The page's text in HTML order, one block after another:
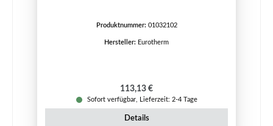
Produktnummer: 01032102
Hersteller: Eurotherm
Regulärer Preis:
113,13 €
Sofort verfügbar, Lieferzeit: 2-4 Tage
Details